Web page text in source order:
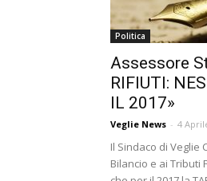
Politica
Assessore
RIFIUTI:
IL 2017»
Veglie News - 4
Il Sindaco di Veglie
Bilancio e ai Tributi